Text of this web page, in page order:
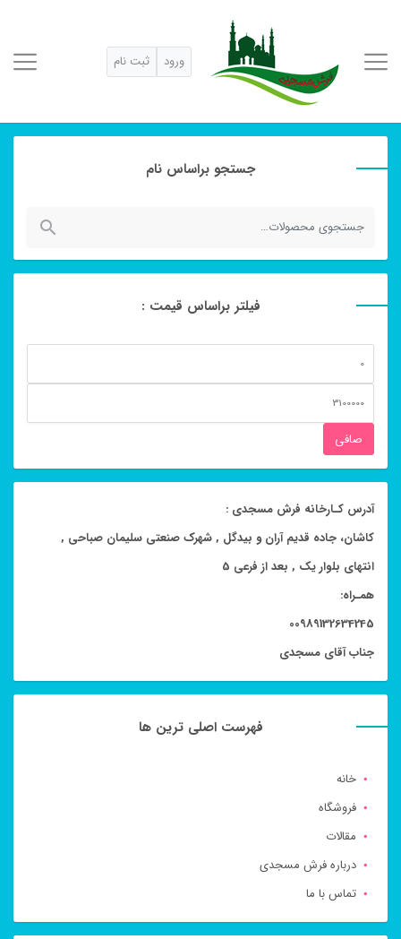
ورود ثبت نام
جستجو براساس نام
جستجو
فیلتر براساس قیمت :
قیمت
قيمت
صافی
آدرس کـارخانه فرش مسجدی :
کاشان، جاده قدیم آران و بیدگل , شهرک صنعتی سلیمان صباحی ,
انتهای بلوار یک , بعد از فرعی 5
همـراه:
00989132634245
جناب آقای مسجدی
فهرست اصلی ترین ها
خانه
فروشگاه
مقالات
درباره فرش مسجدی
تماس با ما